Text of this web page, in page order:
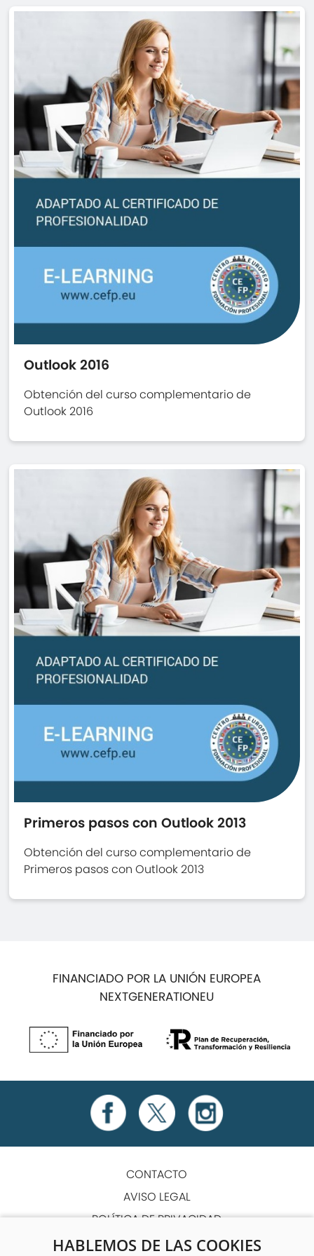
HABLEMOS DE LAS COOKIES
Outlook 2016
Obtención del curso complementario de
Outlook 2016
Primeros pasos con Outlook 2013
Obtención del curso complementario de
Primeros pasos con Outlook 2013
FINANCIADO POR LA UNIÓN EUROPEA
NEXTGENERATIONEU
CONTACTO
AVISO LEGAL
POLÍTICA DE PRIVACIDAD
POLÍTICA DE COOKIES